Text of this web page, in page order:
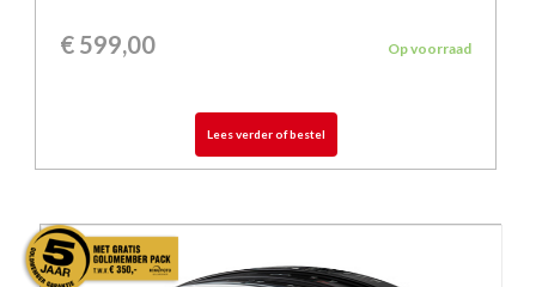
€ 599,00 Op voorraad
Lees verder of bestel